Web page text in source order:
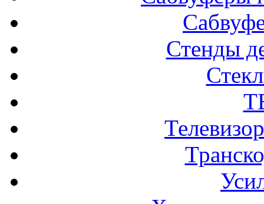
Стенды